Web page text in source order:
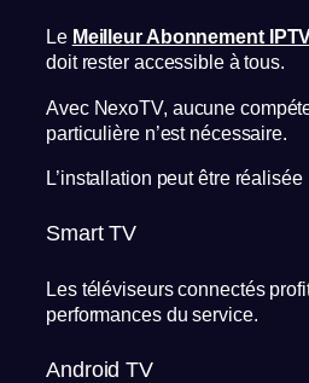
Le Meilleur Abonnement
doit rester accessible à tous.
Avec NexoTV, aucune
particulière n’est nécessaire.
L’installation peut être
Smart TV
Les téléviseurs connectés
performances du service.
Android TV